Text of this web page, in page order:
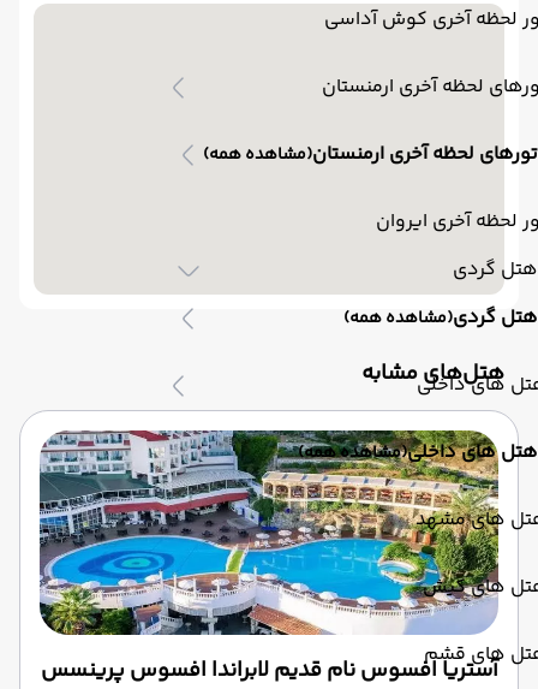
لحظه آخری کوش آداسی
لحظه آخری ارمنستان
تورهای لحظه آخری ارمنستان(مشاهده همه)
لحظه آخری ایروان
هتل گردی
هتل گردی(مشاهده همه)
های داخلی
هتل های داخلی(مشاهده همه)
های مشهد
های کیش
های قشم
‌هتل‌های مشابه
آستریا افسوس نام قدیم لابراندا افسوس پرینسس